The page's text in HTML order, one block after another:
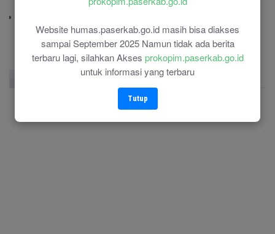
Website humas.paserkab.go.id masih bisa diakses
sampai September 2025 Namun tidak ada berita
terbaru lagi, silahkan Akses prokopim.paserkab.go.id
untuk informasi yang terbaru
Tutup
(0543) 21118
Facebook Page Twitter Instagram